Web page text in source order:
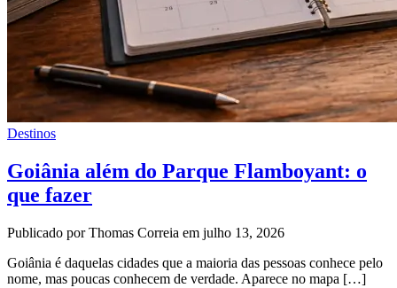
Destinos
Goiânia além do Parque Flamboyant: o
que fazer
Publicado por Thomas Correia em julho 13, 2026
Goiânia é daquelas cidades que a maioria das pessoas conhece pelo
nome, mas poucas conhecem de verdade. Aparece no mapa […]